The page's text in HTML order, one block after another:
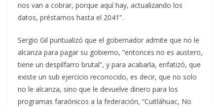
nos van a cobrar, porque aquí hay, actualizando los
datos, préstamos hasta el 2041”.
Sergio Gil puntualizó que el gobernador admite que no le
alcanza para pagar su gobierno, “entonces no es austero,
tiene un despilfarro brutal”, y para acabarla, enfatizó, que
existe un sub ejercicio reconocido, es decir, que no solo
no le alcanza, sino que le devuelve dinero para los
programas faraónicos a la federación, “Cuitláhuac, No